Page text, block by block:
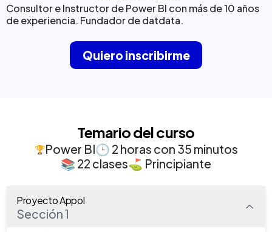
Consultor e Instructor de Power BI con más de 10 años
de experiencia. Fundador de datdata.
Quiero inscribirme
Temario del curso
🏆Power BI🕒 2 horas con 35 minutos
📚 22 clases⛳ Principiante
Proyecto Appol
Sección 1